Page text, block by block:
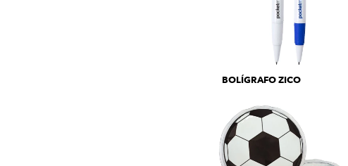
BOLÍGRAFO ZICO